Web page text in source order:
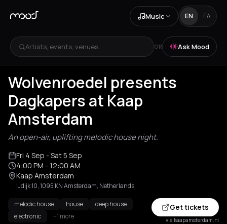
Music EN ΕΛ
Artists, events, venues... OR Ask Mood
Wolvenroedel presents
Dagkapers at Kaap
Amsterdam
An open-air, uplifting melodic house night.
Fri 4 Sep - Sat 5 Sep
4:00 PM - 12:00 AM
Kaap Amsterdam
IJdijk 10, 1095 KN Amsterdam, Netherlands
melodic house house
deep house
electronic
+1 more
Get tickets
via kaapamsterdam.nl